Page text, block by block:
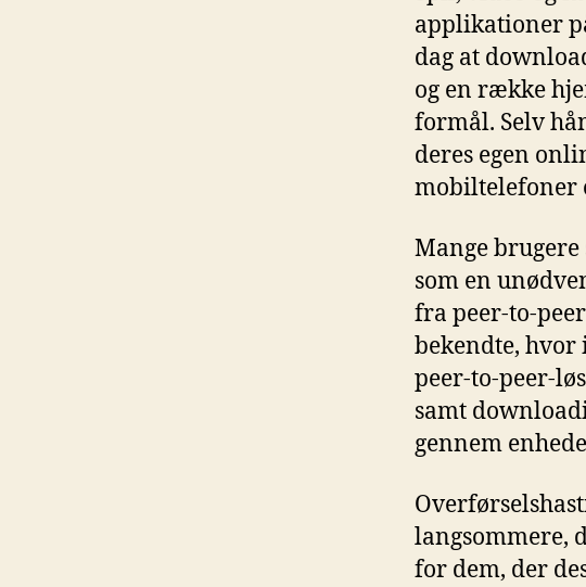
applikationer
dag at
og en række
formål. Selv
deres egen
mobiltelefoner
Mange
som en
fra peer-to-
bekendte, hvor
peer-to-peer-
samt
gennem
langsommere,
for dem, der